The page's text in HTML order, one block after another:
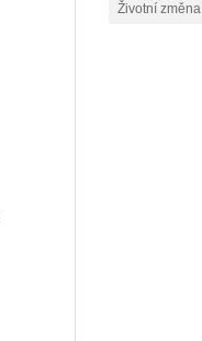
Životní změna